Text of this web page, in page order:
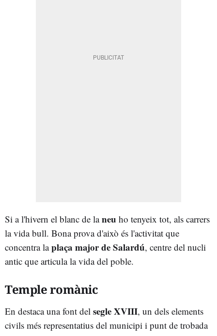
Si a l'hivern el blanc de laneu ho tenyeix tot, als carrers
la vida bull. Bona prova d'això és l'activitat que
concentra laplaça major de Salardú, centre del nucli
antic que articula la vida del poble.
Temple romànic
En destaca una font del segle XVIII, un dels elements
civils més representatius del municipi i punt de trobada